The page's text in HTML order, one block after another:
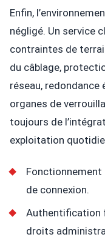
Enfin,
négligé. Un service
contraintes de
du câblage,
réseau, redondance
organes de
toujours de
exploitation
Fonctionnement
de connexion.
Authentification
droits